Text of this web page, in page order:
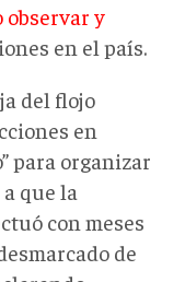
y
en el país.
del flojo
en
para organizar
que la
con meses
de